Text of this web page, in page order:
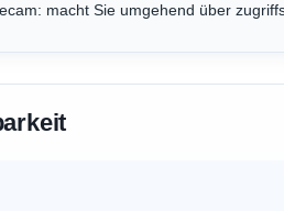
macht Sie umgehend über